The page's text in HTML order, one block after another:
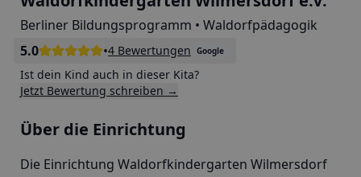
Berliner Bildungsprogramm • Waldorfpädagogik
5.0
•4 Bewertungen Google
Ist dein Kind auch in dieser Kita?
Jetzt Bewertung schreiben →
Über die Einrichtung
Die Einrichtung Waldorfkindergarten Wilmersdorf